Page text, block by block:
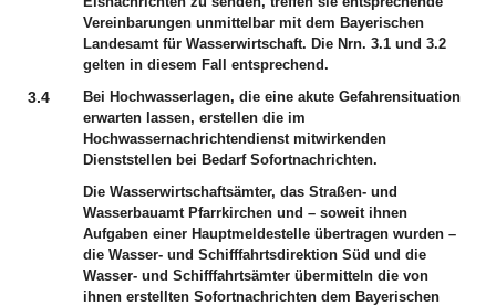
Vereinbarungen unmittelbar mit dem Bayerischen
Landesamt für Wasserwirtschaft. Die Nrn. 3.1 und 3.2
gelten in diesem Fall entsprechend.
3.4
Bei Hochwasserlagen, die eine akute Gefahrensituation
erwarten lassen, erstellen die im
Hochwassernachrichtendienst mitwirkenden
Dienststellen bei Bedarf Sofortnachrichten.
Die Wasserwirtschaftsämter, das Straßen- und
Wasserbauamt Pfarrkirchen und – soweit ihnen
Aufgaben einer Hauptmeldestelle übertragen wurden –
die Wasser- und Schifffahrtsdirektion Süd und die
Wasser- und Schifffahrtsämter übermitteln die von
ihnen erstellten Sofortnachrichten dem Bayerischen